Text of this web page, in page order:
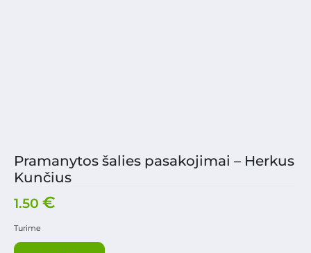
Pramanytos šalies pasakojimai – Herkus
Kunčius
1.50 €
Turime